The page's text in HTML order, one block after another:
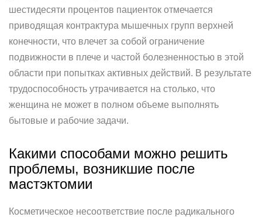
шестидесяти процентов пациенток отмечается
приводящая контрактура мышечных групп верхней
конечности, что влечет за собой ограничение
подвижности в плече и частой болезненностью в этой
области при попытках активных действий. В результате
трудоспособность утрачивается на столько, что
женщина не может в полном объеме выполнять
бытовые и рабочие задачи.
Какими способами можно решить
проблемы, возникшие после
мастэктомии
Косметическое несоответствие после радикального